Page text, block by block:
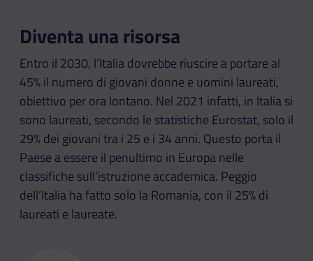
Diventa una risorsa
Entro il 2030, l’Italia dovrebbe riuscire a portare al
45% il numero di giovani donne e uomini laureati,
obiettivo per ora lontano. Nel 2021 infatti, in Italia si
sono laureati, secondo le statistiche Eurostat, solo il
29% dei giovani tra i 25 e i 34 anni. Questo porta il
Paese a essere il penultimo in Europa nelle
classifiche sull’istruzione accademica. Peggio
dell’Italia ha fatto solo la Romania, con il 25% di
laureati e laureate.